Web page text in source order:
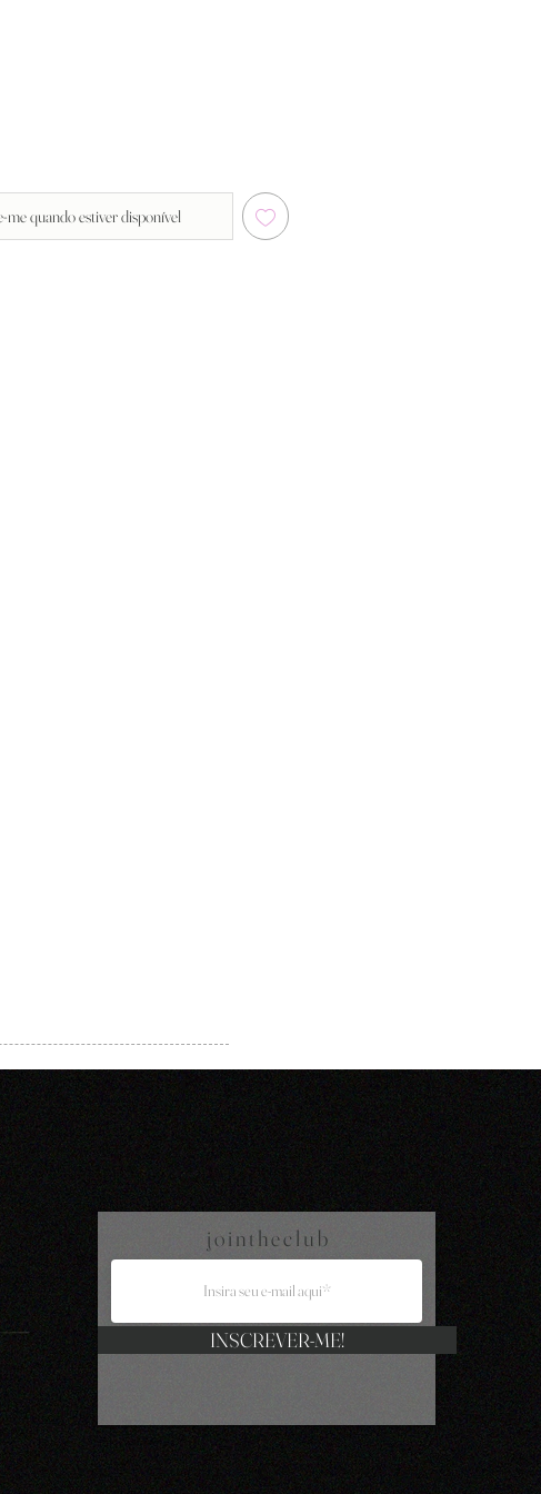
me quando estiver disponível
j o i n t h e c l u b
INSCREVER-ME!